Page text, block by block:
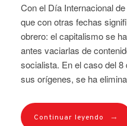
Con el Día Internacional
que con otras fechas
obrero: el capitalismo se
antes vaciarlas de
socialista. En el caso del
sus orígenes, se ha
Continuar leyendo →